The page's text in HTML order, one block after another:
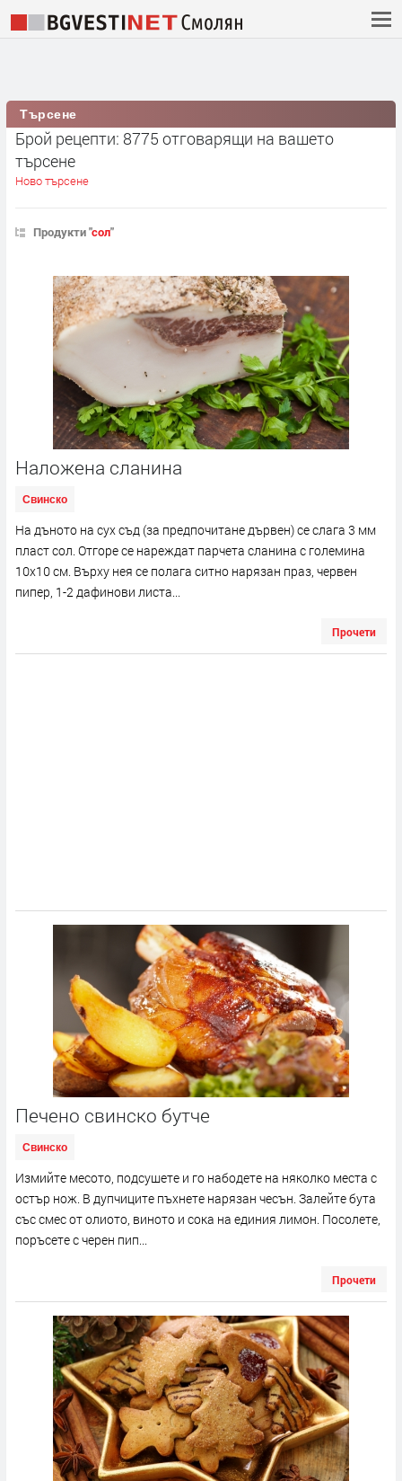
Търсене
Брой рецепти: 8775 отговарящи на вашето
търсене
Ново търсене
Продукти "сол"
Наложена сланина
Свинско
На дъното на сух съд (за предпочитане дървен) се слага 3 мм
пласт сол. Отгоре се нареждат парчета сланина с големина
10х10 см. Върху нея се полага ситно нарязан праз, червен
пипер, 1-2 дафинови листа...
Прочети
Печено свинско бутче
Свинско
Измийте месото, подсушете и го набодете на няколко места с
остър нож. В дупчиците пъхнете нарязан чесън. Залейте бута
със смес от олиото, виното и сока на единия лимон. Посолете,
поръсете с черен пип...
Прочети